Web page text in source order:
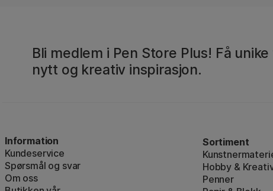
Bli medlem i Pen Store Plus! Få
nytt og kreativ inspirasjon.
Information
Kundeservice
Spørsmål og svar
Om oss
Sortiment
Hobby &
Penner